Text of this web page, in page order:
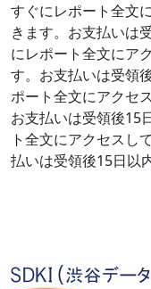
すぐにレポート全文
きます。お支払いは
にレポート全文にア
す。お支払いは受領
ポート全文にアクセ
お支払いは受領後15
ト全文にアクセスし
払いは受領後15日以